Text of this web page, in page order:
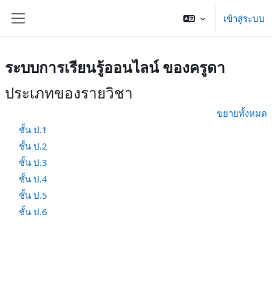
เข้าสู่ระบบ
ระบบการเรียนรู้ออนไลน์ ของครูดา
ประเภทของรายวิชา
ขยายทั้งหมด
ชั้น ป.1
ชั้น ป.2
ชั้น ป.3
ชั้น ป.4
ชั้น ป.5
ชั้น ป.6